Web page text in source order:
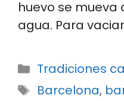
huevo se mueva
agua. Para
Categorías
Tradiciones
Etiquetas
Barcelona,